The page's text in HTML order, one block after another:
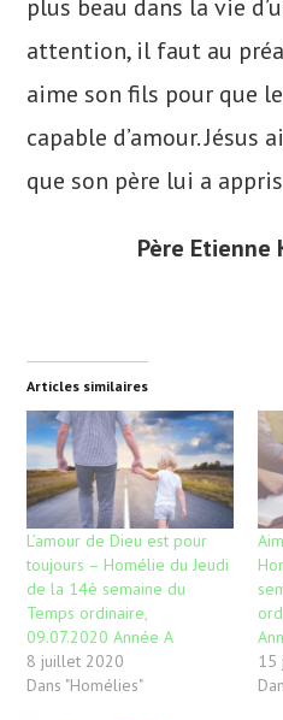
plus beau dans la vie
attention, il faut au
aime son fils pour que
capable d’amour. Jésus
que son père lui a
Père Etienne
Articles similaires
L’amour de Dieu est pour
toujours – Homélie du Jeudi
de la 14è semaine du
Temps ordinaire,
09.07.2020 Année A
8 juillet 2020
Dans "Homélies"
15